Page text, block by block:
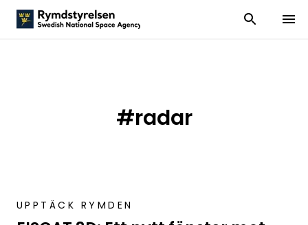
Visa och dölj
Visa
#radar
UPPTÄCK RYMDEN